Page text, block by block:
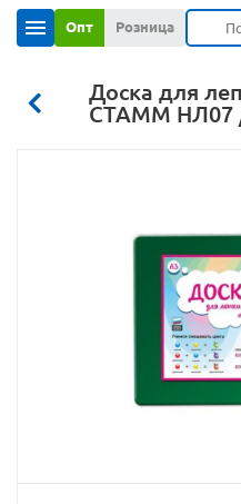
Опт Розница
Доска для
СТАММ НЛ07